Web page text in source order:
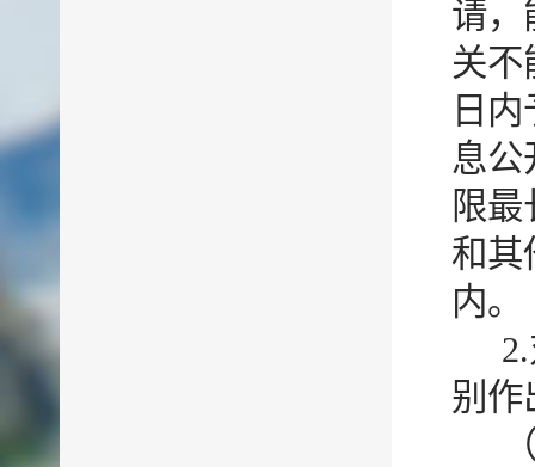
请，
关不
日
息公
限
和其
内。
别作